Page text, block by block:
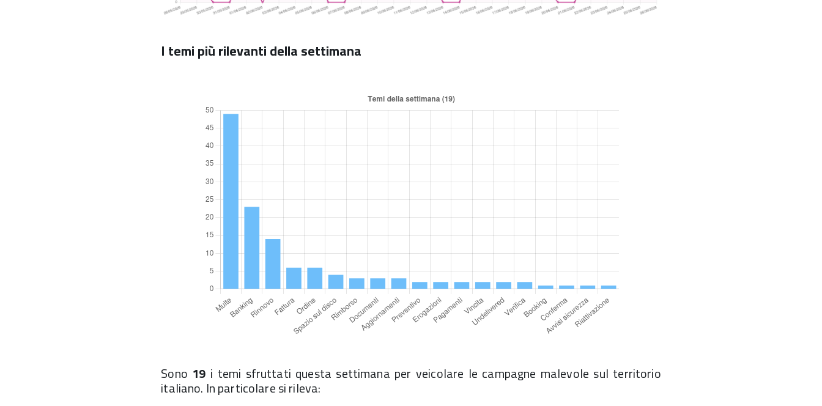
I temi più rilevanti della settimana
Sono 19 i temi sfruttati questa settimana per veicolare le campagne malevole sul territorio
italiano. In particolare si rileva: